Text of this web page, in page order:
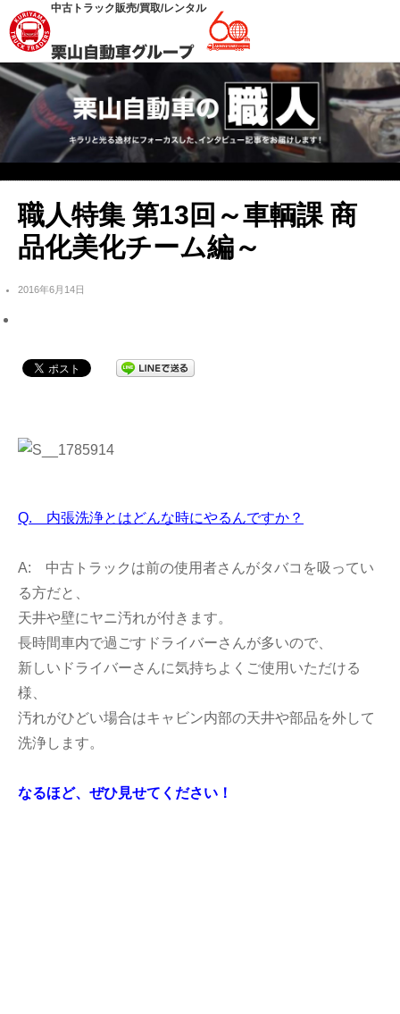
中古トラック販売/買取/レンタル
職人特集 第13回～車輌課 商
品化美化チーム編～
2016年6月14日
Q. 内張洗浄とはどんな時にやるんですか？
A: 中古トラックは前の使用者さんがタバコを吸ってい
る方だと、
天井や壁にヤニ汚れが付きます。
長時間車内で過ごすドライバーさんが多いので、
新しいドライバーさんに気持ちよくご使用いただける
様、
汚れがひどい場合はキャビン内部の天井や部品を外して
洗浄します。
なるほど、ぜひ見せてください！